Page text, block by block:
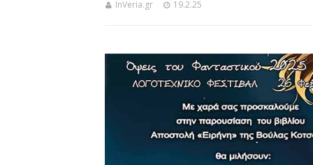
InVeria.gr 19.2.25